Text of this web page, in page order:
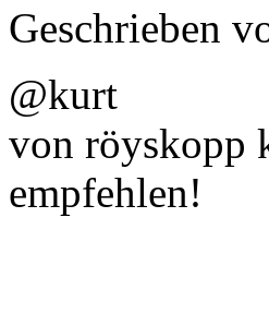
Geschrieben
@kurt
von röyskopp
empfehlen!